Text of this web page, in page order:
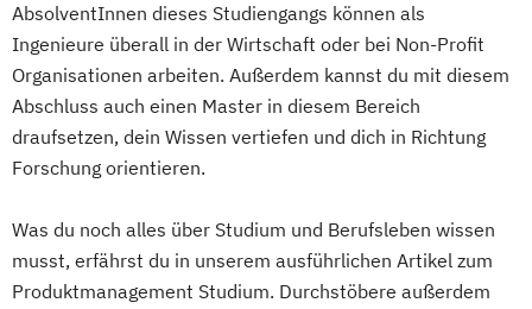
Kampagnenmanagement
Strategisches Sicherheitsmanagement
Sustainable Finance & Digital
Transformation (EN)
Training & Sport
ohne Matura)
Wirtschaftsberatung
Wirtschaftsingenieur
AbsolventInnen dieses Studiengangs können als
Ingenieure überall in der Wirtschaft oder bei Non-Profit
Organisationen arbeiten. Außerdem kannst du mit diesem
Abschluss auch einen Master in diesem Bereich
draufsetzen, dein Wissen vertiefen und dich in Richtung
Forschung orientieren.
Was du noch alles über Studium und Berufsleben wissen
musst, erfährst du in unserem ausführlichen Artikel zum
Produktmanagement Studium. Durchstöbere außerdem